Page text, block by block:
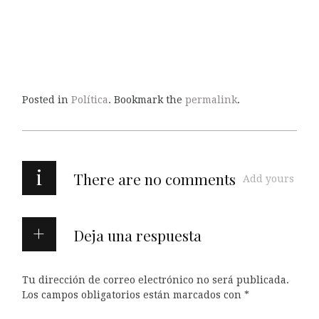
Posted in Política. Bookmark the permalink.
i There are no comments Add yours
Deja una respuesta
Tu dirección de correo electrónico no será publicada.
Los campos obligatorios están marcados con *